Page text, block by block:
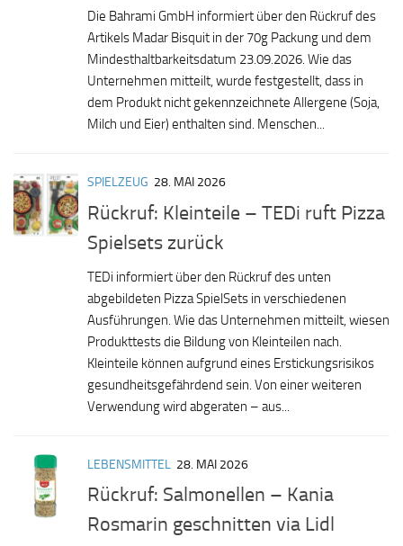
Die Bahrami GmbH informiert über den Rückruf des
Artikels Madar Bisquit in der 70g Packung und dem
Mindesthaltbarkeitsdatum 23.09.2026. Wie das
Unternehmen mitteilt, wurde festgestellt, dass in
dem Produkt nicht gekennzeichnete Allergene (Soja,
Milch und Eier) enthalten sind. Menschen...
SPIELZEUG 28. MAI 2026
Rückruf: Kleinteile – TEDi ruft Pizza
Spielsets zurück
TEDi informiert über den Rückruf des unten
abgebildeten Pizza SpielSets in verschiedenen
Ausführungen. Wie das Unternehmen mitteilt, wiesen
Produkttests die Bildung von Kleinteilen nach.
Kleinteile können aufgrund eines Erstickungsrisikos
gesundheitsgefährdend sein. Von einer weiteren
Verwendung wird abgeraten – aus...
LEBENSMITTEL 28. MAI 2026
Rückruf: Salmonellen – Kania
Rosmarin geschnitten via Lidl